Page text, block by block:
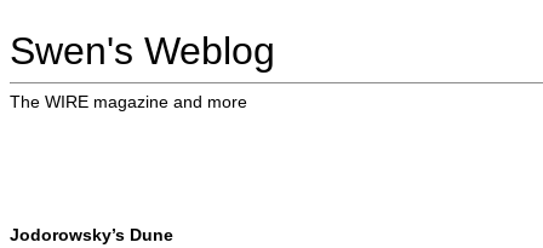
Swen's Weblog
The WIRE magazine and more
Jodorowsky’s Dune